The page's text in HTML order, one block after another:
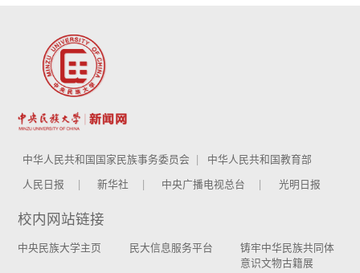
中华人民共和国国家民族事务委员会
中华人民共和国教育部
人民日报
新华社 中央广播电视总台 光明日报
校内网站链接
中央民族大学主页 民大信息服务平台
铸牢中华民族共同体
意识文物古籍展